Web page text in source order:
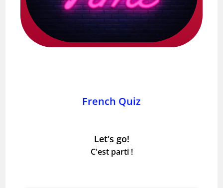
French Quiz
Let's go!
C'est parti !